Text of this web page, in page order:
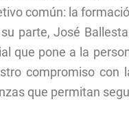
común: la
su parte, José
que pone a la
compromiso con
que permitan